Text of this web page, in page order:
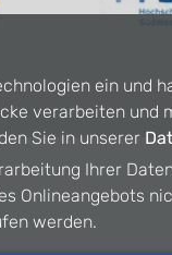
ein und
verarbeiten und
Sie in unserer
Ihrer
Onlineangebots
werden.